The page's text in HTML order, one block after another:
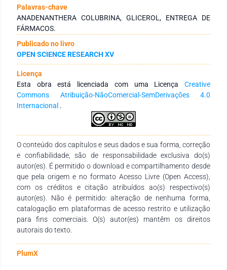
Resultados: O rendimento da goma foi de 78,93%. Os
resultados indicaram a incorporação efetiva da Anfotericina
B, além de evidenciar a completa polimerização do glicerol na
formação das nanopartículas angico branco/glicerol. As
nanopartículas de goma apresentaram tamanhos entre 45 e
270 nm, enquanto as da mistura goma/glicerol variaram de
49 nm a 300 nm, demonstrando uma morfologia esférica
conforme observado por microscopia eletrônica de varredura.
O estudo de liberação in vitro revelou um padrão controlado
até aproximadamente 24 horas, ajustando-se ao modelo
matemático Log-Logistic. Conclusão: Esses resultados levam
a crer que a incorporação de glicerol na goma de angico
Palavras-chave
ANADENANTHERA COLUBRINA, GLICEROL, ENTREGA DE
FÁRMACOS.
Publicado no livro
OPEN SCIENCE RESEARCH XV
Licença
Esta obra está licenciada com uma Licença Creative
Commons Atribuição-NãoComercial-SemDerivações 4.0
Internacional .
O conteúdo dos capítulos e seus dados e sua forma, correção
e confiabilidade, são de responsabilidade exclusiva do(s)
autor(es). É permitido o download e compartilhamento desde
que pela origem e no formato Acesso Livre (Open Access),
com os créditos e citação atribuídos ao(s) respectivo(s)
autor(es). Não é permitido: alteração de nenhuma forma,
catalogação em plataformas de acesso restrito e utilização
para fins comerciais. O(s) autor(es) mantêm os direitos
autorais do texto.
PlumX